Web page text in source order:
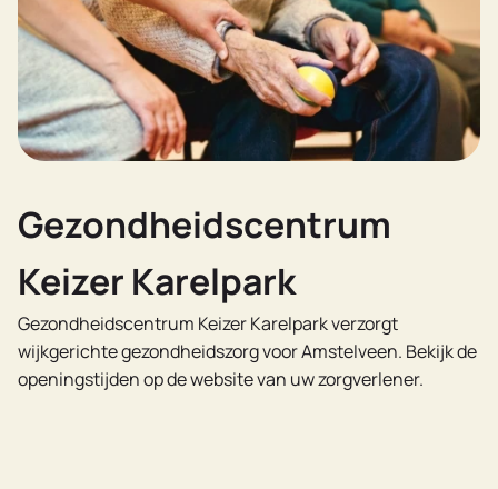
Gezondheidscentrum
Keizer Karelpark
Gezondheidscentrum Keizer Karelpark verzorgt
wijkgerichte gezondheidszorg voor Amstelveen. Bekijk de
openingstijden op de website van uw zorgverlener.
Nieuws